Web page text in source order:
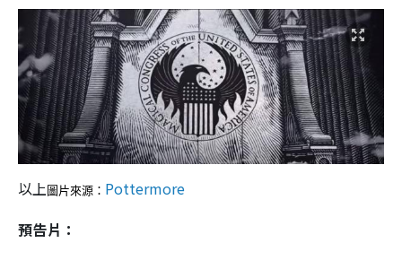
以上 圖片來源： Pottermore
預告片：